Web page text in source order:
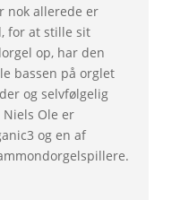
nok allerede er
for at stille sit
op, har den
bassen på orglet
og selvfølgelig
Ole er
og en af